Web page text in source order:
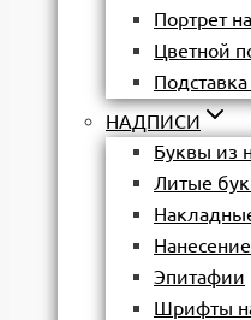
Портрет
Цветной
НАДПИСИ
Буквы из
Литые
Эпитафии
Шрифты